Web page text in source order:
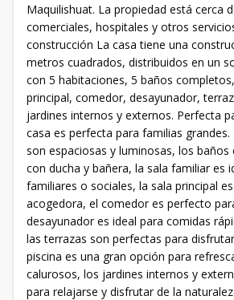
Maquilishuat. La propiedad está cerca
comerciales, hospitales y otros
construcción La casa tiene una
metros cuadrados, distribuidos en un
con 5 habitaciones, 5 baños
principal, comedor, desayunador,
jardines internos y externos. Perfecta
casa es perfecta para familias
son espaciosas y luminosas, los baños
con ducha y bañera, la sala familiar es
familiares o sociales, la sala principal
acogedora, el comedor es perfecto
desayunador es ideal para comidas
las terrazas son perfectas para
piscina es una gran opción para
calurosos, los jardines internos y
para relajarse y disfrutar de la